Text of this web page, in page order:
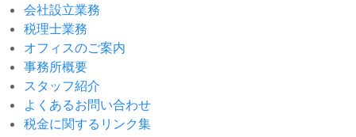
会社設立業務
税理士業務
オフィスのご案内
事務所概要
スタッフ紹介
よくあるお問い合わせ
税金に関するリンク集